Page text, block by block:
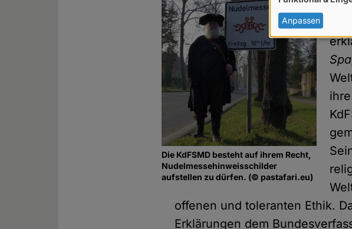
Die KdFSMD besteht auf ihrem Recht,
Nudelmessehinweisschilder
aufstellen zu dürfen. (© pastafari.eu)
offenen und toleranten Ethik.
Erklärungen dem
von
Daten
und
Cookies
Anpassen